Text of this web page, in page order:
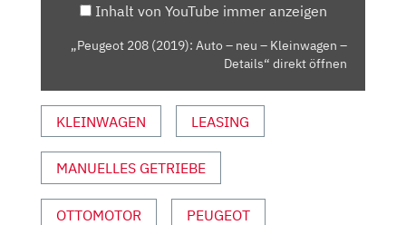
KLEINWAGEN
DETAILS“
YOUTUBE
ANZEIGEN
Inhalt von YouTube immer anzeigen
„Peugeot 208 (2019): Auto – neu – Kleinwagen –
Details“ direkt öffnen
KLEINWAGEN LEASING
MANUELLES GETRIEBE
OTTOMOTOR PEUGEOT